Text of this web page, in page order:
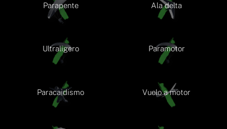
Parapente
Ultraligero
Ala delta
Paramotor
Paracaidismo Vuelo a motor